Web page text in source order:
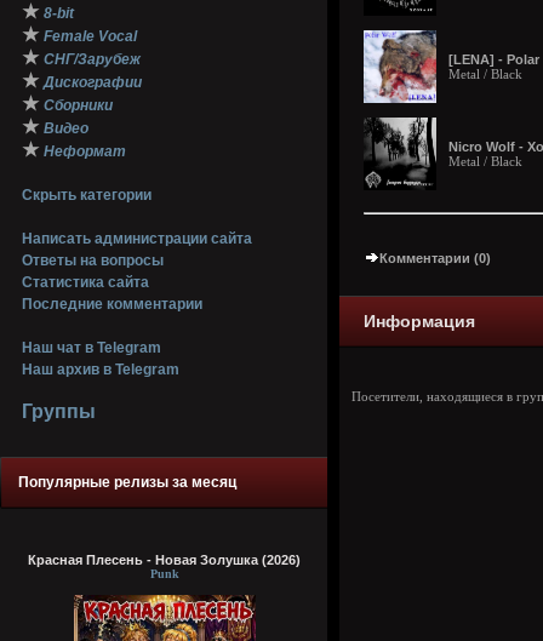
★ 8-bit
★ Female Vocal
★ СНГ/Зарубеж
★ Дискографии
★ Сборники
★ Видео
★ Неформат
Скрыть категории
Написать администрации сайта
Ответы на вопросы
Статистика сайта
Последние комментарии
Наш чат в Telegram
Наш архив в Telegram
Группы
Популярные релизы за месяц
Красная Плесень - Новая Золушка (2026)
Punk
[LENA] - Polar
Metal / Black
Nicro Wolf -
Metal / Black
Комментарии (0)
Информация
Посетители, находящиеся в